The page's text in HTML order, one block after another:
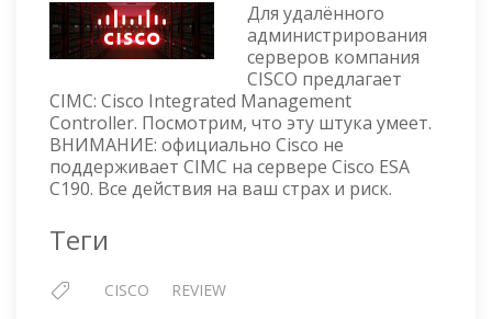
—
CISCO
INTEGRATED
MANAGEMENT
CONTROLLER
Для удалённого
администрирования
серверов компания
CISCO предлагает
CIMC: Cisco Integrated Management
Controller. Посмотрим, что эту штука умеет.
ВНИМАНИЕ: официально Cisco не
поддерживает CIMC на сервере Cisco ESA
C190. Все действия на ваш страх и риск.
Теги
CISCO REVIEW